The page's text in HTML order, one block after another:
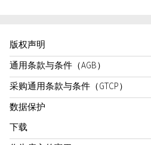
版权声明
通用条款与条件（AGB）
采购通用条款与条件（GTCP）
数据保护
下载